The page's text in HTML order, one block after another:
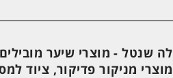
לה שנטל - מוצרי שיער
מוצרי מניקור פדיקור, ציוד